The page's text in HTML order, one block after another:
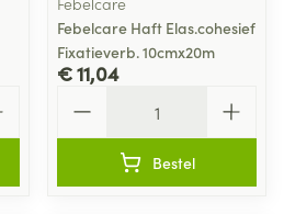
Febelcare Haft Elas.cohesief
Fixatieverb. 10cmx20m
€ 11,04
Bestel